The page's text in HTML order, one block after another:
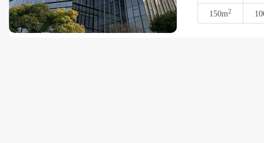
150m2